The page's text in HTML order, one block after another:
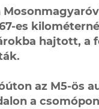
es
hajtott, a
az M5-ös
a